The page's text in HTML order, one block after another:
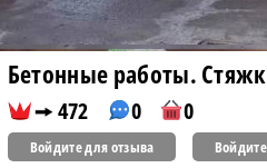
Бетонные работы.
472 0 0
Войдите для отзыва